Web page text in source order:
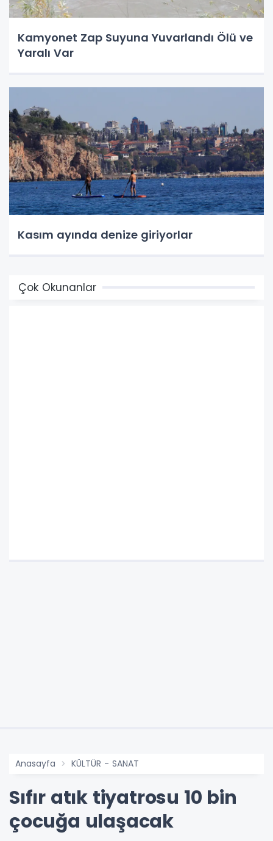
Kamyonet Zap Suyuna Yuvarlandı Ölü ve
Yaralı Var
Kasım ayında denize giriyorlar
Çok Okunanlar
Anasayfa KÜLTÜR - SANAT
Sıfır atık tiyatrosu 10 bin
çocuğa ulaşacak